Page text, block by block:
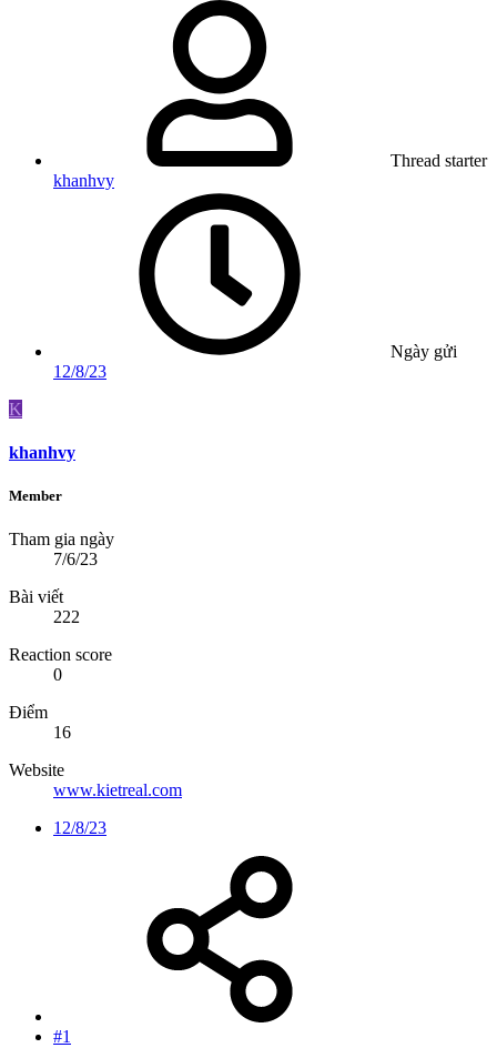
Thread starter
khanhvy
Ngày gửi
12/8/23
K
khanhvy
Member
Tham gia ngày
7/6/23
Bài viết
222
Reaction score
0
Điểm
16
Website
www.kietreal.com
12/8/23
#1